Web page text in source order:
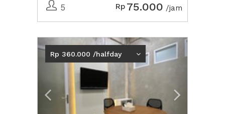
5 Rp 75.000 /jam
Previous Next2
Rp 360.000 /halfday